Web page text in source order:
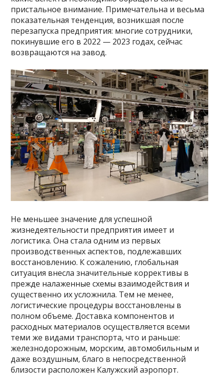
пристальное внимание. Примечательна и весьма
показательная тенденция, возникшая после
перезапуска предприятия: многие сотрудники,
покинувшие его в 2022 — 2023 годах, сейчас
возвращаются на завод.
Не меньшее значение для успешной
жизнедеятельности предприятия имеет и
логистика. Она стала одним из первых
производственных аспектов, подлежавших
восстановлению. К сожалению, глобальная
ситуация внесла значительные коррективы в
прежде налаженные схемы взаимодействия и
существенно их усложнила. Тем не менее,
логистические процедуры восстановлены в
полном объеме. Доставка компонентов и
расходных материалов осуществляется всеми
теми же видами транспорта, что и раньше:
железнодорожным, морским, автомобильным и
даже воздушным, благо в непосредственной
близости расположен Калужский аэропорт.